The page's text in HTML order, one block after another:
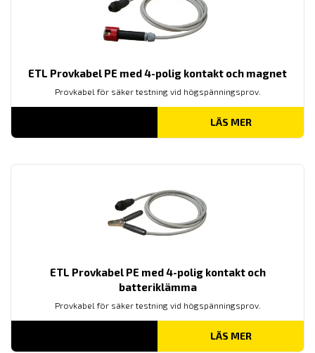
ETL Provkabel PE med 4-polig kontakt och magnet
Provkabel för säker testning vid högspänningsprov.
LÄS MER
ETL Provkabel PE med 4-polig kontakt och
batteriklämma
Provkabel för säker testning vid högspänningsprov.
LÄS MER